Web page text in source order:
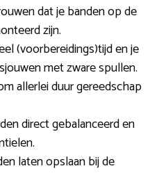
dat je banden op de
zijn.
(voorbereidings)tijd en je
met zware spullen.
allerlei duur gereedschap
direct gebalanceerd en
laten opslaan bij de